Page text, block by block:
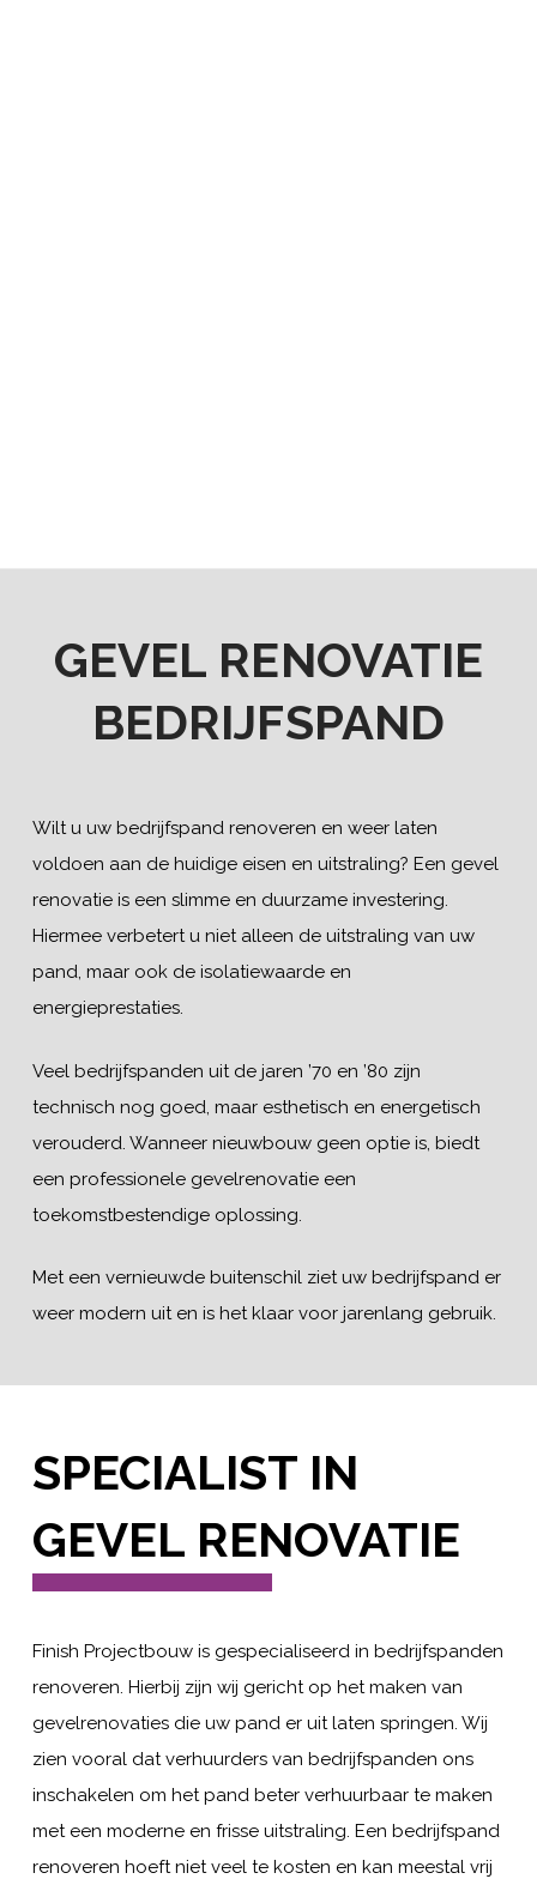
GEVEL RENOVATIE
BEDRIJFSPAND
Wilt u uw bedrijfspand renoveren en weer laten
voldoen aan de huidige eisen en uitstraling? Een gevel
renovatie is een slimme en duurzame investering.
Hiermee verbetert u niet alleen de uitstraling van uw
pand, maar ook de isolatiewaarde en
energieprestaties.
Veel bedrijfspanden uit de jaren ’70 en ’80 zijn
technisch nog goed, maar esthetisch en energetisch
verouderd. Wanneer nieuwbouw geen optie is, biedt
een professionele gevelrenovatie een
toekomstbestendige oplossing.
Met een vernieuwde buitenschil ziet uw bedrijfspand er
weer modern uit en is het klaar voor jarenlang gebruik.
SPECIALIST IN
GEVEL RENOVATIE
Finish Projectbouw is gespecialiseerd in bedrijfspanden
renoveren. Hierbij zijn wij gericht op het maken van
gevelrenovaties die uw pand er uit laten springen. Wij
zien vooral dat verhuurders van bedrijfspanden ons
inschakelen om het pand beter verhuurbaar te maken
met een moderne en frisse uitstraling. Een bedrijfspand
renoveren hoeft niet veel te kosten en kan meestal vrij